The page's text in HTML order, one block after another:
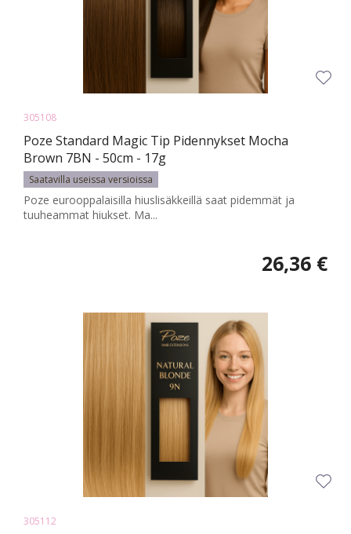
305108
Poze Standard Magic Tip Pidennykset Mocha
Brown 7BN - 50cm - 17g
Saatavilla useissa versioissa
Poze eurooppalaisilla hiuslisäkkeillä saat pidemmät ja
tuuheammat hiukset. Ma...
26,36 €
305112